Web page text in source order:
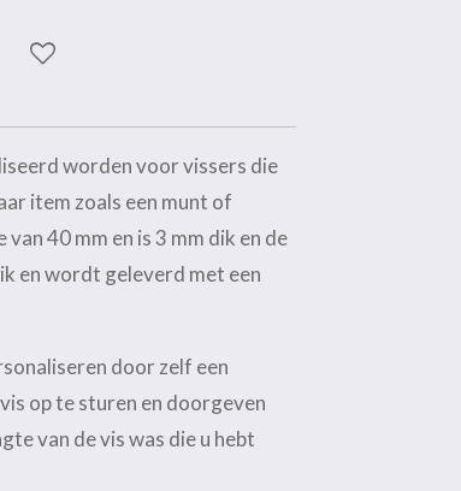
worden voor vissers die
item zoals een munt of
40 mm en is 3 mm dik en de
en wordt geleverd met een
door zelf een
op te sturen en doorgeven
van de vis was die u hebt